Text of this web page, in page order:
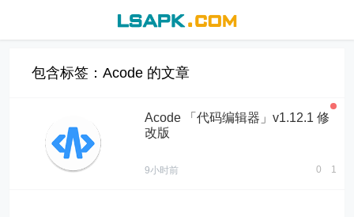
包含标签：Acode 的文章
Acode 「代码编辑器」v1.12.1 修
改版
9小时前 0 1